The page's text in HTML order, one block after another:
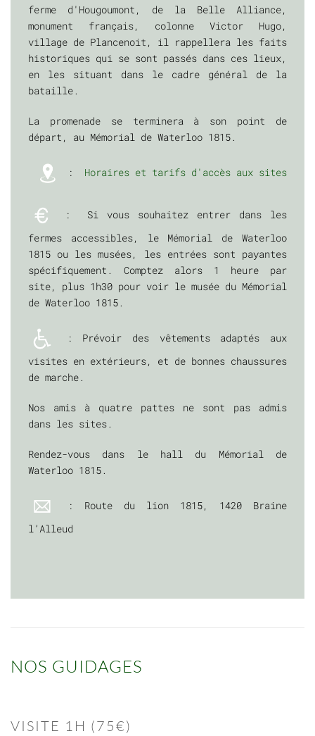
ferme d'Hougoumont, de la Belle Alliance,
monument français, colonne Victor Hugo,
village de Plancenoit, il rappellera les faits
historiques qui se sont passés dans ces lieux,
en les situant dans le cadre général de la
bataille.
La promenade se terminera à son point de
départ, au Mémorial de Waterloo 1815.
: Horaires et tarifs d'accès aux sites
: Si vous souhaitez entrer dans les
fermes accessibles, le Mémorial de Waterloo
1815 ou les musées, les entrées sont payantes
spécifiquement. Comptez alors 1 heure par
site, plus 1h30 pour voir le musée du Mémorial
de Waterloo 1815.
: Prévoir des vêtements adaptés aux
visites en extérieurs, et de bonnes chaussures
de marche.
Nos amis à quatre pattes ne sont pas admis
dans les sites.
Rendez-vous dans le hall du Mémorial de
Waterloo 1815.
: Route du lion 1815, 1420 Braine
l’Alleud
NOS GUIDAGES
VISITE 1H (75€)